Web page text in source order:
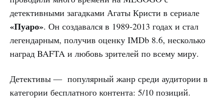
детективными загадками Агаты Кристи в сериале
«Пуаро». Он создавался в 1989-2013 годах и стал
легендарным, получив оценку IMDb 8.6, несколько
наград BAFTA и любовь зрителей по всему миру.
Детективы — популярный жанр среди аудитории в
категории бесплатного контента: 5/10 позиций.